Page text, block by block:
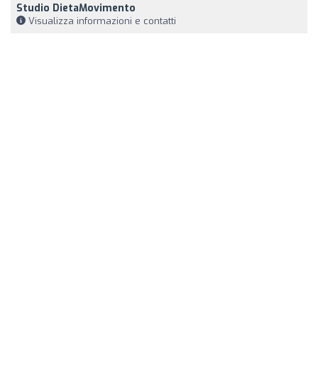
Studio DietaMovimento
Visualizza informazioni e contatti